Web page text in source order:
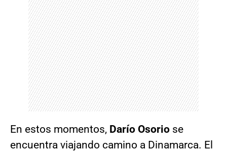
En estos momentos, Darío Osorio se
encuentra viajando camino a Dinamarca. El